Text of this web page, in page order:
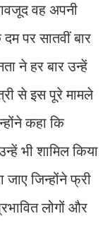
वह अपनी
पर सातवीं बार
ने हर बार उन्हें
से इस पूरे मामले
कहा कि
भी शामिल किया
जिन्होंने फ्री
लोगों और